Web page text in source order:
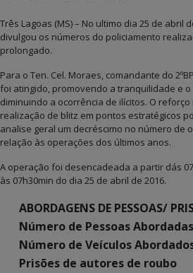
Três Lagoas (MS) – No ultimo dia 25 de abril
divulgou os números do policiamento
prolongado.
Para o Ten. Cel. Moraes, comandante do
foi atingido, promovendo a tranquilidade e
diminuindo a ocorrência de ilícitos. O
realização de blitz em pontos estratégicos
analise geral um decréscimo no número de
relação às operações dos últimos anos.
A operação foi desencadeada a partir dás
às 07h30min do dia 25 de abril de 2016.
ABORDAGENS DE PESSOAS/
Número de Pessoas Abordadas
Número de Veículos
Prisões de autores de roubo